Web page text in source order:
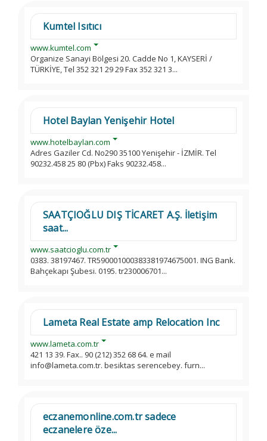
Kumtel Isıtıcı
www.kumtel.com
Organize Sanayi Bölgesi 20. Cadde No 1, KAYSERİ /
TÜRKİYE, Tel 352 321 29 29 Fax 352 321 3...
Hotel Baylan Yenişehir Hotel
www.hotelbaylan.com
Adres Gaziler Cd. No290 35100 Yenişehir - İZMİR. Tel
90232.458 25 80 (Pbx) Faks 90232.458...
SAATÇIOĞLU DIŞ TİCARET A.Ş. İletişim
saat...
www.saatcioglu.com.tr
0383. 38197467. TR590001000383381974675001. ING Bank.
Bahçekapı Şubesi. 0195. tr230006701...
Lameta Real Estate amp Relocation Inc
www.lameta.com.tr
421 13 39. Fax.. 90 (212) 352 68 64. e mail
info@lameta.com.tr. besiktas serencebey. furn...
eczanemonline.com.tr sadece
eczanelere öze...